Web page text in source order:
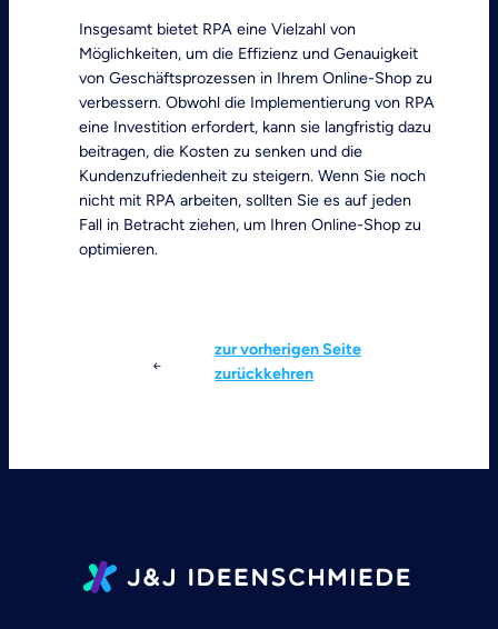
Insgesamt bietet RPA eine Vielzahl von
Möglichkeiten, um die Effizienz und Genauigkeit
von Geschäftsprozessen in Ihrem Online-Shop zu
verbessern. Obwohl die Implementierung von RPA
eine Investition erfordert, kann sie langfristig dazu
beitragen, die Kosten zu senken und die
Kundenzufriedenheit zu steigern. Wenn Sie noch
nicht mit RPA arbeiten, sollten Sie es auf jeden
Fall in Betracht ziehen, um Ihren Online-Shop zu
optimieren.
zur vorherigen Seite
zurückkehren